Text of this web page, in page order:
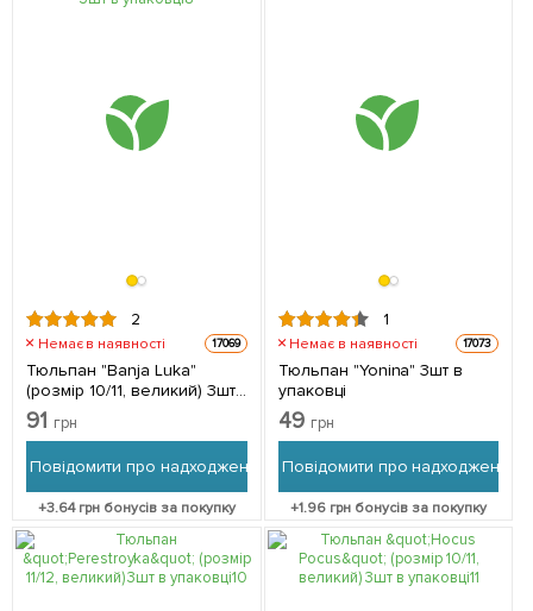
2
Немає в наявності 17069
Тюльпан "Banja Luka"
(розмір 10/11, великий) 3шт
в упаковці
91 грн
Повідомити про надходження
+3.64грн бонусів за покупку
1
Немає в наявності 17073
Тюльпан "Yonina" 3шт в
упаковці
49 грн
Повідомити про надходження
+1.96 грн бонусів за покупку